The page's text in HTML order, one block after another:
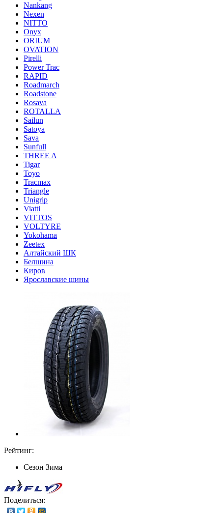
Nankang
Nexen
NITTO
Onyx
ORIUM
OVATION
Pirelli
Power Trac
RAPID
Roadmarch
Roadstone
Rosava
ROTALLA
Sailun
Satoya
Sava
Sunfull
THREE A
Tigar
Toyo
Tracmax
Triangle
Unigrip
Viatti
VITTOS
VOLTYRE
Yokohama
Zeetex
Алтайский ШК
Белшина
Киров
Ярославские шины
Рейтинг:
Сезон Зима
Поделиться: